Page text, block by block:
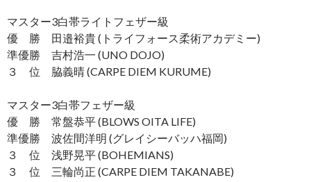
マスター3白帯ライトフェザー級
優 勝 田邉裕貴 (トライフォース柔術アカデミー)
準優勝 吉村浩一 (UNO DOJO)
３ 位 脇義晴 (CARPE DIEM KURUME)
マスター3白帯フェザー級
優 勝 常盤恭平 (BLOWS OITA LIFE)
準優勝 波佐間洋明 (グレイシーバッハ福岡)
３ 位 浅野晃平 (BOHEMIANS)
３ 位 三輪尚正 (CARPE DIEM TAKANABE)